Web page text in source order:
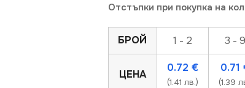
Отстъпки при покупка на
БРОЙ 1 - 2 3 - 9
ЦЕНА
0.72 €
(1.41 лв.)
0.71
(1.39